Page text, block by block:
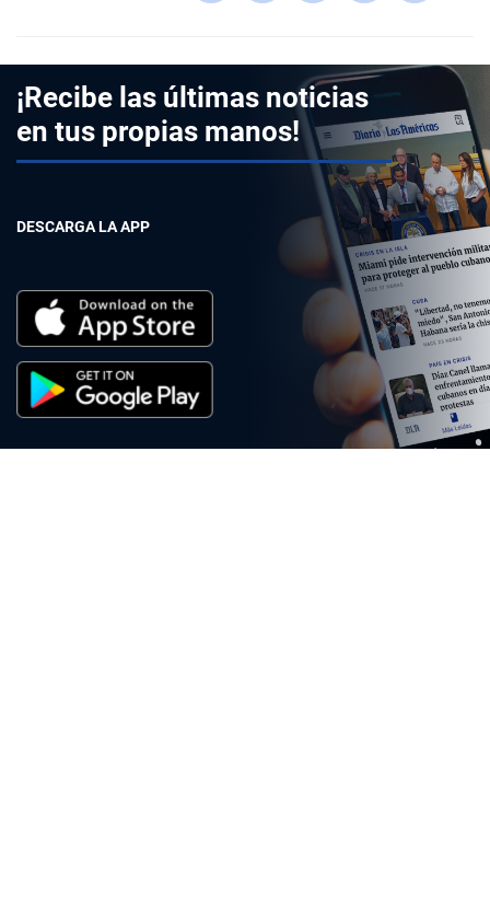
¡Recibe las últimas noticias
en tus propias manos!
DESCARGA LA APP